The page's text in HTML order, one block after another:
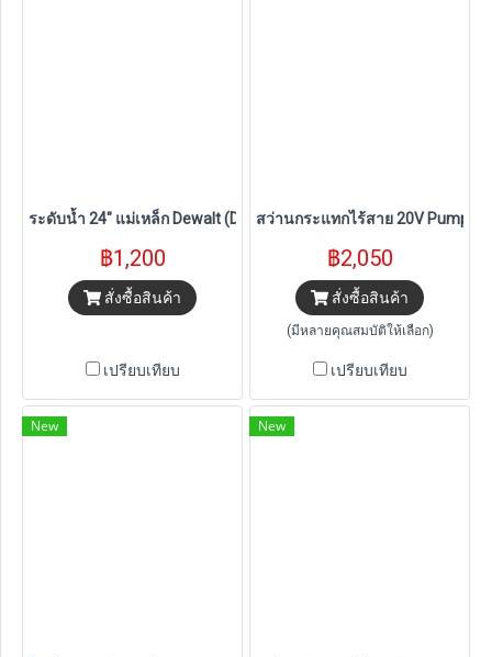
ระดับน้ำ 24" แม่เหล็ก Dewalt (DWHT42807)
฿1,200
สั่งซื้อสินค้า
เปรียบเทียบ
สว่านกระแทกไร้สาย 20V
฿2,050
สั่งซื้อสินค้า
(มีหลายคุณสมบัติให้เลือก)
เปรียบเทียบ
New New